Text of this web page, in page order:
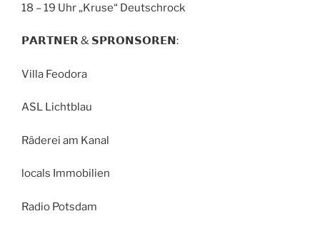
18 – 19 Uhr „Kruse“ Deutschrock
𝗣𝗔𝗥𝗧𝗡𝗘𝗥 & 𝗦𝗣𝗥𝗢𝗡𝗦𝗢𝗥𝗘𝗡:
Villa Feodora
ASL Lichtblau
Räderei am Kanal
locals Immobilien
Radio Potsdam